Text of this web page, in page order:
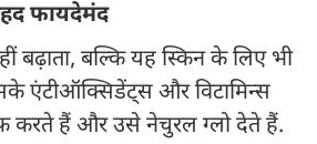
फायदेमंद
बढ़ाता, बल्कि यह स्किन के लिए भी
एंटीऑक्सिडेंट्स और विटामिन्स
करते हैं और उसे नेचुरल ग्लो देते हैं.